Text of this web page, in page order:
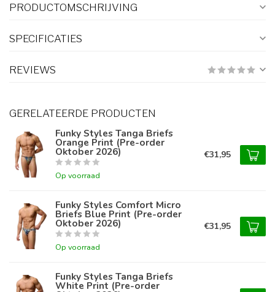
PRODUCTOMSCHRIJVING
SPECIFICATIES
REVIEWS
GERELATEERDE PRODUCTEN
Funky Styles Tanga Briefs
Orange Print (Pre-order
Oktober 2026)
Op voorraad
€31,95
Funky Styles Comfort Micro
Briefs Blue Print (Pre-order
Oktober 2026)
Op voorraad
€31,95
Funky Styles Tanga Briefs
White Print (Pre-order